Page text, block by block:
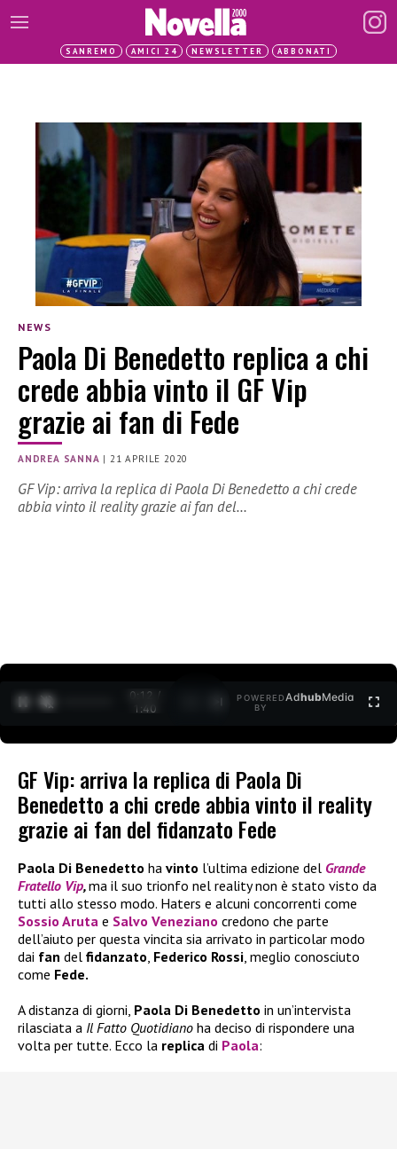
SANREMO AMICI 24 NEWSLETTER ABBONATI
NEWS
Paola Di Benedetto replica a chi
crede abbia vinto il GF Vip
grazie ai fan di Fede
ANDREA SANNA |21 APRILE 2020
GF Vip: arriva la replica di Paola Di Benedetto a chi crede
abbia vinto il reality grazie ai fan del…
0:12 /
1:40
POWERED
BY
AdhubMedia
GF Vip: arriva la replica di Paola Di
Benedetto a chi crede abbia vinto il reality
grazie ai fan del fidanzato Fede
Paola Di Benedetto ha vinto l’ultima edizione del Grande
Fratello Vip,ma il suo trionfo nel reality non è stato visto da
tutti allo stesso modo. Haters e alcuni concorrenti come
Sossio Aruta e Salvo Veneziano credono che parte
dell’aiuto per questa vincita sia arrivato in particolar modo
dai fan del fidanzato, Federico Rossi, meglio conosciuto
come Fede.
A distanza di giorni, Paola Di Benedetto in un’intervista
rilasciata a Il Fatto Quotidiano ha deciso di rispondere una
volta per tutte. Ecco la replica di Paola: